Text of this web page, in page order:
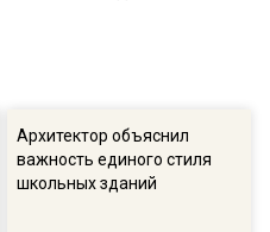
Архитектор объяснил
важность единого стиля
школьных зданий